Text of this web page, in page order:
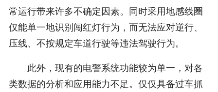
常运行带来许多不确定因素。同时采用地感线圈
仅能单一地识别闯红灯行为，而无法应对逆行、
压线、不按规定车道行驶等违法驾驶行为。
此外，现有的电警系统功能较为单一，对各
类数据的分析和应用能力不足。仅仅具备过车抓